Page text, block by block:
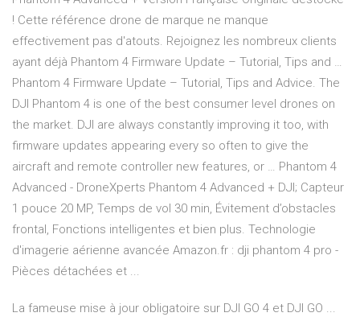
! Cette référence drone de marque ne manque
effectivement pas d'atouts. Rejoignez les nombreux clients
ayant déjà Phantom 4 Firmware Update – Tutorial, Tips and …
Phantom 4 Firmware Update – Tutorial, Tips and Advice. The
DJI Phantom 4 is one of the best consumer level drones on
the market. DJI are always constantly improving it too, with
firmware updates appearing every so often to give the
aircraft and remote controller new features, or … Phantom 4
Advanced - DroneXperts Phantom 4 Advanced + DJI; Capteur
1 pouce 20 MP, Temps de vol 30 min, Évitement d’obstacles
frontal, Fonctions intelligentes et bien plus. Technologie
d'imagerie aérienne avancée Amazon.fr : dji phantom 4 pro -
Pièces détachées et ...
La fameuse mise à jour obligatoire sur DJI GO 4 et DJI GO ...